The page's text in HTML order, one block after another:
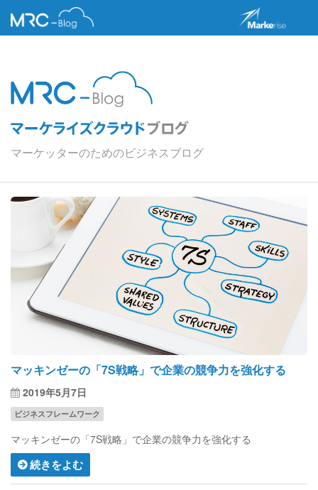
マーケッターのためのビジネスブログ
マッキンゼーの「7S戦略」で企業の競争力を強化する
2019年5月7日
ビジネスフレームワーク
マッキンゼーの「7S戦略」で企業の競争力を強化する
続きをよむ